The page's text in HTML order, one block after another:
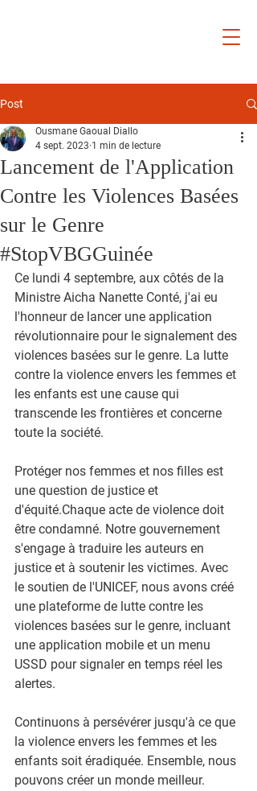
Post
Lancement de l'Application
Contre les Violences Basées
sur le Genre
#StopVBGGuinée
Ousmane Gaoual Diallo
4 sept. 2023 1 min de lecture
Ce lundi 4 septembre, aux côtés de la
Ministre Aicha Nanette Conté, j'ai eu
l'honneur de lancer une application
révolutionnaire pour le signalement des
violences basées sur le genre. La lutte
contre la violence envers les femmes et
les enfants est une cause qui
transcende les frontières et concerne
toute la société.
Protéger nos femmes et nos filles est
une question de justice et
d'équité.Chaque acte de violence doit
être condamné. Notre gouvernement
s'engage à traduire les auteurs en
justice et à soutenir les victimes. Avec
le soutien de l'UNICEF, nous avons créé
une plateforme de lutte contre les
violences basées sur le genre, incluant
une application mobile et un menu
USSD pour signaler en temps réel les
alertes.
Continuons à persévérer jusqu'à ce que
la violence envers les femmes et les
enfants soit éradiquée. Ensemble, nous
pouvons créer un monde meilleur.